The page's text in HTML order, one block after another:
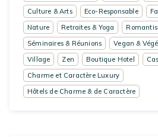
Culture & Arts
Eco-Responsable
Nature
Retraites & Yoga
Séminaires & Réunions
Vegan &
Village
Zen Boutique Hotel
Charme et Caractère Luxury
Hôtels de Charme & de Caractère